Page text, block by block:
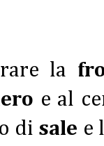
la
e al
di sale e